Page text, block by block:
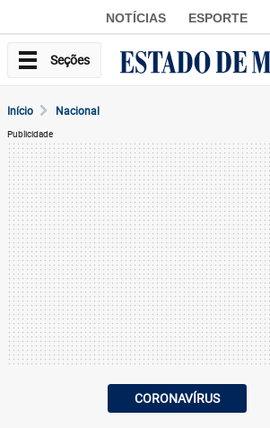
NOTÍCIAS ESPORTE
Seções
Início Nacional
Publicidade
CORONAVÍRUS